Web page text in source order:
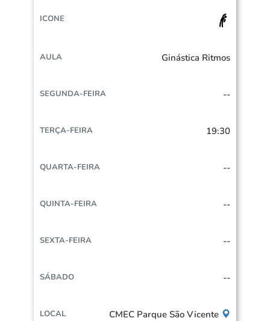
Ginástica Ritmos
--
19:30
--
--
--
--
CMEC Parque São Vicente